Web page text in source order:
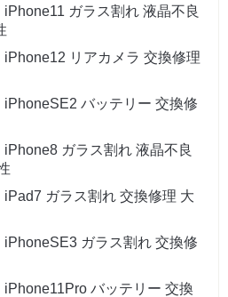
iPhone11 ガラス割れ 液晶不良
iPhone12 リアカメラ 交換修理
iPhoneSE2 バッテリー 交換修
iPhone8 ガラス割れ 液晶不良
iPad7 ガラス割れ 交換修理 大
iPhoneSE3 ガラス割れ 交換修
iPhone11Pro バッテリー 交換